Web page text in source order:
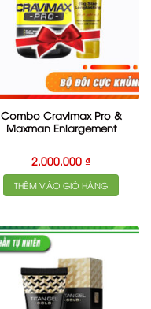
Combo Cravimax Pro &
Maxman Enlargement
2.000.000 ₫
THÊM VÀO GIỎ HÀNG